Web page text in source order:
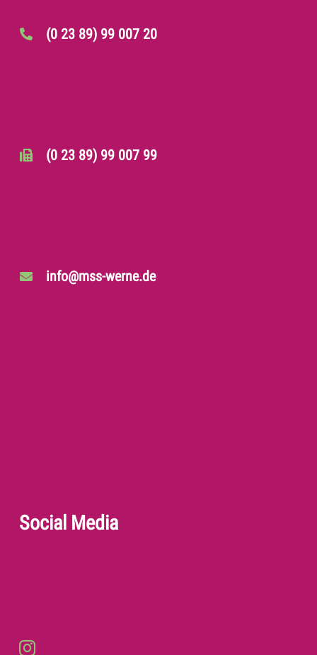
(0 23 89) 99 007 20
(0 23 89) 99 007 99
info@mss-werne.de
Social Media